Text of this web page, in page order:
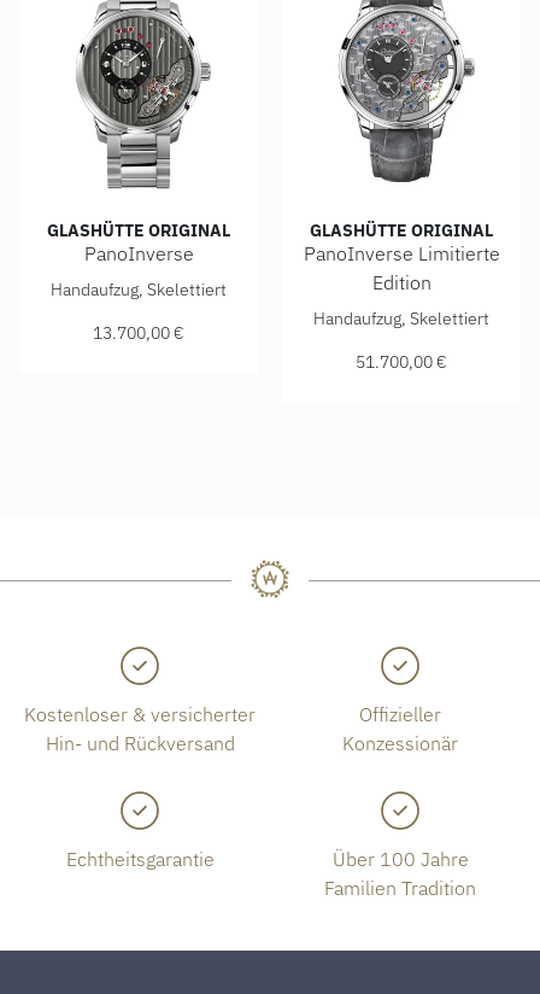
GLASHÜTTE ORIGINAL
PanoInverse
Glashütte Original PanoInverse, Ref: 1-66-06-04-22-71,
Handaufzug, Skelettiert
13.700,00 €
GLASHÜTTE ORIGINAL
PanoInverse Limitierte
Edition
Glashütte Original
Handaufzug, Skelettiert
51.700,00 €
Kostenloser & versicherter
Hin- und Rückversand
Offizieller
Konzessionär
Echtheitsgarantie
Über 100 Jahre
Familien Tradition